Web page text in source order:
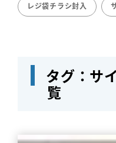
レジ袋チラシ封入
タグ：サ
覧